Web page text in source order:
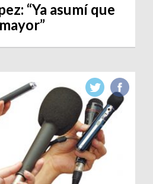
“Ya asumí que